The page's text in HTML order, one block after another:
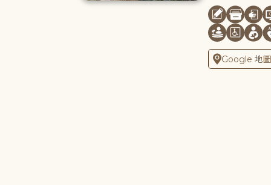
Google 地